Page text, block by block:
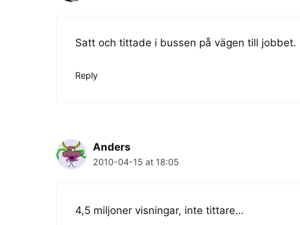
Satt och tittade i bussen på vägen till jobbet.
Reply
Anders
2010-04-15 at 18:05
4,5 miljoner visningar, inte tittare…